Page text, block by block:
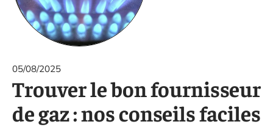
05/08/2025
Trouver le bon fournisseur
de gaz : nos conseils faciles